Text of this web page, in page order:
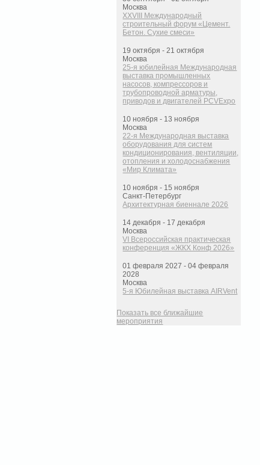
Москва
XXVIII Международный
строительный форум «Цемент.
Бетон. Сухие смеси»
19 октября - 21 октября
Москва
25-я юбилейная Международная
выставка промышленных
насосов, компрессоров и
трубопроводной арматуры,
приводов и двигателей PCVExpo
10 ноября - 13 ноября
Москва
22-я Международная выставка
оборудования для систем
кондиционирования, вентиляции,
отопления и холодоснабжения
«Мир Климата»
10 ноября - 15 ноября
Санкт-Петербург
Архитектурная биеннале 2026
14 декабря - 17 декабря
Москва
VI Всероссийская практическая
конференция «ЖКХ Конф 2026»
01 февраля 2027 - 04 февраля
2028
Москва
5-я Юбилейная выставка AIRVent
Показать все ближайшие
мероприятия